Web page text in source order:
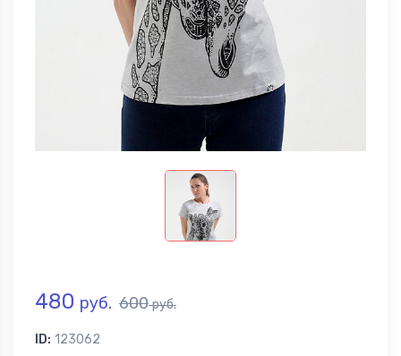
480 руб. 600руб.
ID: 123062